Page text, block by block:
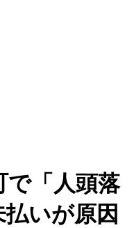
で「人頭落
いが原因